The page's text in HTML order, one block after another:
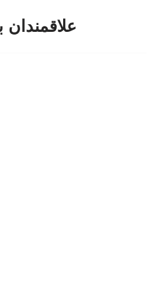
علاقمندان